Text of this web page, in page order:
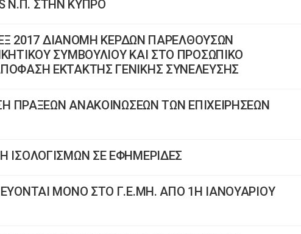
Ν.Π. ΣΤΗΝ ΚΥΠΡΟ
2017 ΔΙΑΝΟΜΗ ΚΕΡΔΩΝ ΠΑΡΕΛΘΟΥΣΩΝ
ΣΥΜΒΟΥΛΙΟΥ ΚΑΙ ΣΤΟ ΠΡΟΣΩΠΙΚΟ
ΕΚΤΑΚΤΗΣ ΓΕΝΙΚΗΣ ΣΥΝΕΛΕΥΣΗΣ
ΠΡΑΞΕΩΝ ΑΝΑΚΟΙΝΩΣΕΩΝ ΤΩΝ ΕΠΙΧΕΙΡΗΣΕΩΝ
ΙΣΟΛΟΓΙΣΜΩΝ ΣΕ ΕΦΗΜΕΡΙΔΕΣ
ΜΟΝΟ ΣΤΟ Γ.Ε.ΜΗ. ΑΠΟ 1Η ΙΑΝΟΥΑΡΙΟΥ